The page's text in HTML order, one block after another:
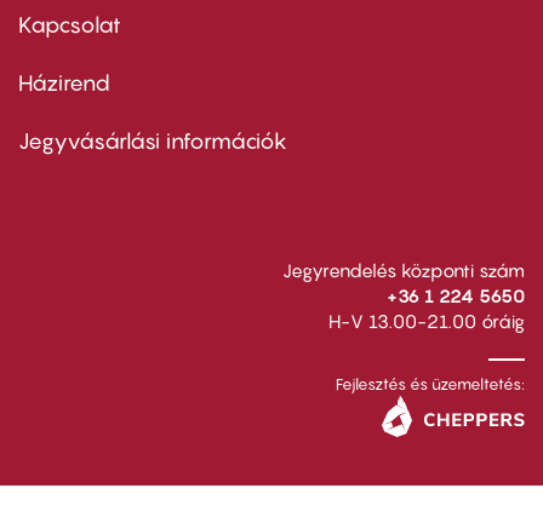
firstKapcsolat
Footer
second
Házirend
Jegyvásárlási információk
Jegyrendelés központi szám
+36 1 224 5650
H-V 13.00-21.00 óráig
Fejlesztés és üzemeltetés: